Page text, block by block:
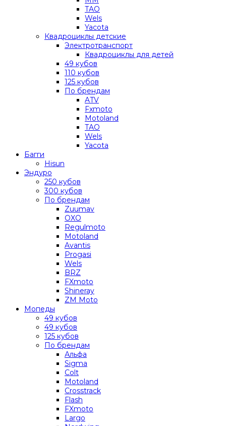
TAO
Wels
Yacota
Квадроциклы детские
Электротранспорт
Квадроциклы для детей
49 кубов
110 кубов
125 кубов
По брендам
ATV
Fxmoto
Motoland
TAO
Wels
Yacota
Багги
Hisun
Эндуро
250 кубов
300 кубов
По брендам
Zuumav
OXO
Regulmoto
Motoland
Avantis
Progasi
Wels
BRZ
FXmoto
Shineray
ZM Moto
Мопеды
49 кубов
49 кубов
125 кубов
По брендам
Альфа
Sigma
Colt
Motoland
Crosstrack
Flash
FXmoto
Largo